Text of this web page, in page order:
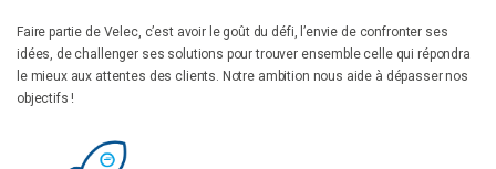
Faire partie de Velec, c’est avoir le goût du défi, l’envie de confronter ses
idées, de challenger ses solutions pour trouver ensemble celle qui répondra
le mieux aux attentes des clients. Notre ambition nous aide à dépasser nos
objectifs !